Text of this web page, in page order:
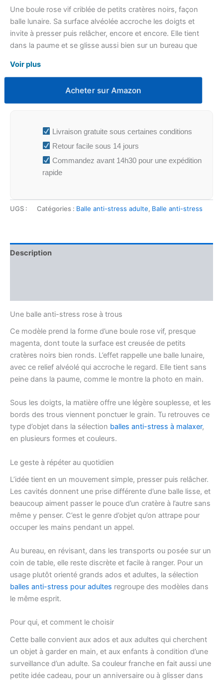
Une boule rose vif criblée de petits cratères noirs, façon
balle lunaire. Sa surface alvéolée accroche les doigts et
invite à presser puis relâcher, encore et encore. Elle tient
dans la paume et se glisse aussi bien sur un bureau que
Voir plus
Acheter sur Amazon
Livraison gratuite sous certaines conditions
Retour facile sous 14 jours
Commandez avant 14h30 pour une expédition
rapide
UGS : Catégories : Balle anti-stress adulte, Balle anti-stress
Description
Une balle anti-stress rose à trous
Ce modèle prend la forme d’une boule rose vif, presque
magenta, dont toute la surface est creusée de petits
cratères noirs bien ronds. L’effet rappelle une balle lunaire,
avec ce relief alvéolé qui accroche le regard. Elle tient sans
peine dans la paume, comme le montre la photo en main.
Sous les doigts, la matière offre une légère souplesse, et les
bords des trous viennent ponctuer le grain. Tu retrouves ce
type d’objet dans la sélection balles anti-stress à malaxer,
en plusieurs formes et couleurs.
Le geste à répéter au quotidien
L’idée tient en un mouvement simple, presser puis relâcher.
Les cavités donnent une prise différente d’une balle lisse, et
beaucoup aiment passer le pouce d’un cratère à l’autre sans
même y penser. C’est le genre d’objet qu’on attrape pour
occuper les mains pendant un appel.
Au bureau, en révisant, dans les transports ou posée sur un
coin de table, elle reste discrète et facile à ranger. Pour un
usage plutôt orienté grands ados et adultes, la sélection
balles anti-stress pour adultes regroupe des modèles dans
le même esprit.
Pour qui, et comment le choisir
Cette balle convient aux ados et aux adultes qui cherchent
un objet à garder en main, et aux enfants à condition d’une
surveillance d’un adulte. Sa couleur franche en fait aussi une
petite idée cadeau, pour un anniversaire ou à glisser dans